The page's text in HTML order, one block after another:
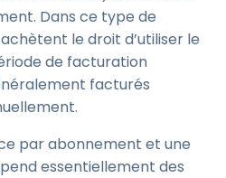
Dans ce type de
le droit d’utiliser le
de facturation
facturés
par abonnement et une
essentiellement des